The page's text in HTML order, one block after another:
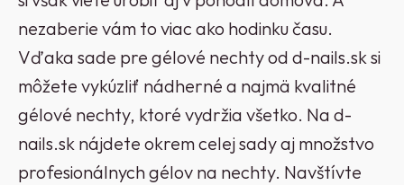
nezaberie vám to viac ako hodinku času.
Vďaka sade pre gélové nechty od d-nails.sk si
môžete vykúzliť nádherné a najmä kvalitné
gélové nechty, ktoré vydržia všetko. Na d-
nails.sk nájdete okrem celej sady aj množstvo
profesionálnych gélov na nechty. Navštívte